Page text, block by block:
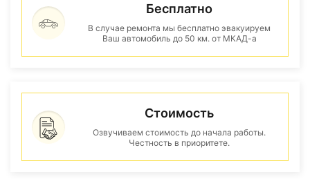
Бесплатно
В случае ремонта мы бесплатно эвакуируем
Ваш автомобиль до 50 км. от МКАД-а
Стоимость
Озвучиваем стоимость до начала работы.
Честность в приоритете.